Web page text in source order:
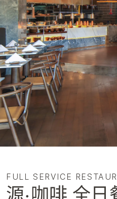
FULL SERVICE